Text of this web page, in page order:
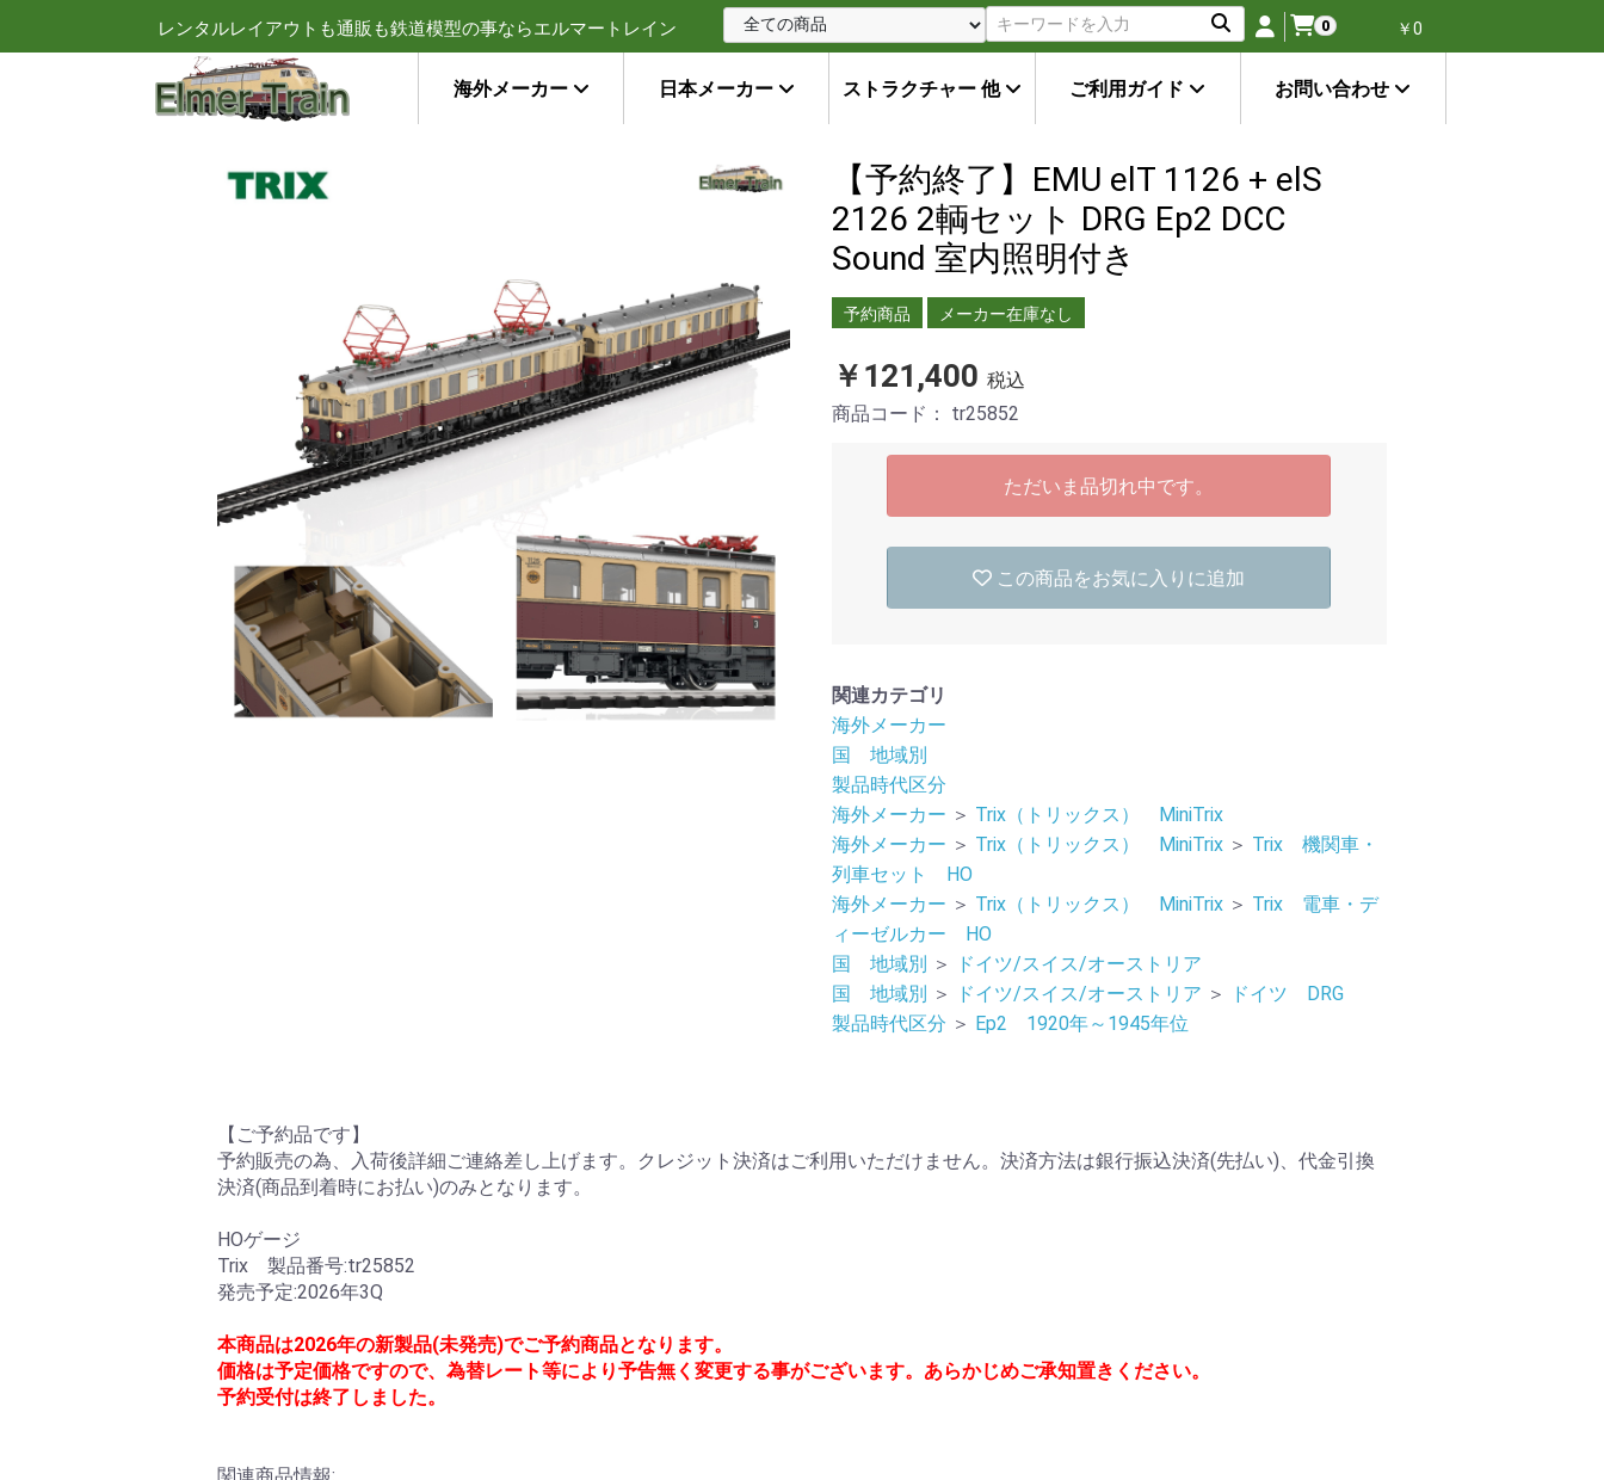
レンタルレイアウトも通販も鉄道模型の事ならエルマートレイン 0 ￥0
海外メーカー 日本メーカー ストラクチャー 他 ご利用ガイド お問い合わせ
【予約終了】EMU elT 1126 + elS
2126 2輌セット DRG Ep2 DCC
Sound 室内照明付き
予約商品 メーカー在庫なし
￥121,400 税込
商品コード： tr25852
ただいま品切れ中です。
この商品をお気に入りに追加
関連カテゴリ
海外メーカー
国 地域別
製品時代区分
海外メーカー ＞ Trix（トリックス） MiniTrix
海外メーカー ＞ Trix（トリックス） MiniTrix ＞ Trix 機関車・
列車セット HO
海外メーカー ＞ Trix（トリックス） MiniTrix ＞ Trix 電車・デ
ィーゼルカー HO
国 地域別 ＞
ドイツ/スイス/オーストリア
国 地域別 ＞ ドイツ/スイス/オーストリア ＞
ドイツ DRG
製品時代区分 ＞ Ep2 1920年～1945年位
【ご予約品です】
予約販売の為、入荷後詳細ご連絡差し上げます。クレジット決済はご利用いただけません。決済方法は銀行振込決済(先払い)、代金引換
決済(商品到着時にお払い)のみとなります。
HOゲージ
Trix 製品番号:tr25852
発売予定:2026年3Q
本商品は2026年の新製品(未発売)でご予約商品となります。
価格は予定価格ですので、為替レート等により予告無く変更する事がございます。あらかじめご承知置きください。
予約受付は終了しました。